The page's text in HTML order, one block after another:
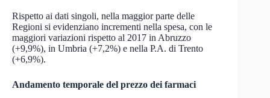
Rispetto ai dati singoli, nella maggior parte delle
Regioni si evidenziano incrementi nella spesa, con le
maggiori variazioni rispetto al 2017 in Abruzzo
(+9,9%), in Umbria (+7,2%) e nella P.A. di Trento
(+6,9%).
Andamento temporale del prezzo dei farmaci